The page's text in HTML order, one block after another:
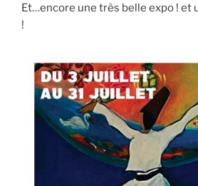
Et…encore une très belle expo ! et
!